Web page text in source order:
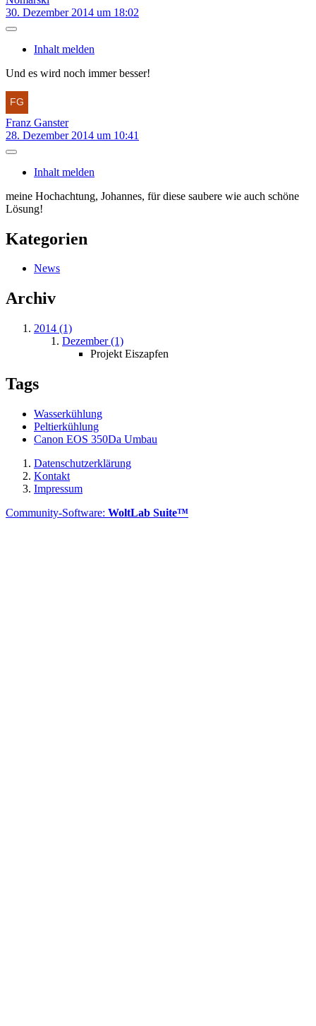
30. Dezember 2014 um 18:02
Inhalt melden
Und es wird noch immer besser!
Franz Ganster
28. Dezember 2014 um 10:41
Inhalt melden
meine Hochachtung, Johannes, für diese saubere wie auch schöne
Lösung!
Kategorien
News
Archiv
2014 (1)
Dezember (1)
Projekt Eiszapfen
Tags
Wasserkühlung
Peltierkühlung
Canon EOS 350Da Umbau
Datenschutzerklärung
Kontakt
Impressum
Community-Software: WoltLab Suite™